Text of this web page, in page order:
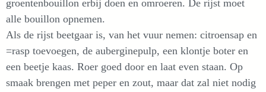
groentenbouillon erbij doen en omroeren. De rijst moet
alle bouillon opnemen.
Als de rijst beetgaar is, van het vuur nemen: citroensap en
=rasp toevoegen, de auberginepulp, een klontje boter en
een beetje kaas. Roer goed door en laat even staan. Op
smaak brengen met peper en zout, maar dat zal niet nodig